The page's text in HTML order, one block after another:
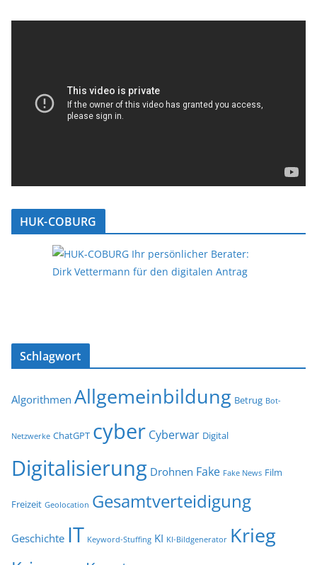
HUK-COBURG
Schlagwort
Algorithmen Allgemeinbildung Betrug Bot-
Netzwerke ChatGPT cyber Cyberwar Digital
Digitalisierung Drohnen Fake Fake News Film
Freizeit Geolocation Gesamtverteidigung
Geschichte IT Keyword-Stuffing KI KI-Bildgenerator Krieg